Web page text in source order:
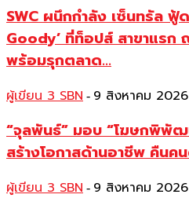
SWC ผนึกกำลัง เซ็นทรัล ฟู้
Goody’ ที่ท็อปส์ สาขาแรก
พร้อมรุกตลาด...
ผู้เขียน 3 SBN - 9 สิงหาคม 2026
“จุลพันธ์” มอบ “โฆษกพิพั
สร้างโอกาสด้านอาชีพ คืนค
ผู้เขียน 3 SBN - 9 สิงหาคม 2026